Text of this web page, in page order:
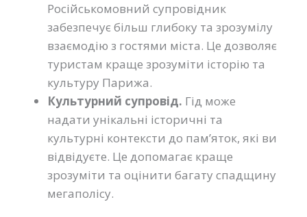
Російськомовний супровідник
забезпечує більш глибоку та зрозумілу
взаємодію з гостями міста. Це дозволяє
туристам краще зрозуміти історію та
культуру Парижа.
Культурний супровід. Гід може
надати унікальні історичні та
культурні контексти до пам’яток, які ви
відвідуєте. Це допомагає краще
зрозуміти та оцінити багату спадщину
мегаполісу.